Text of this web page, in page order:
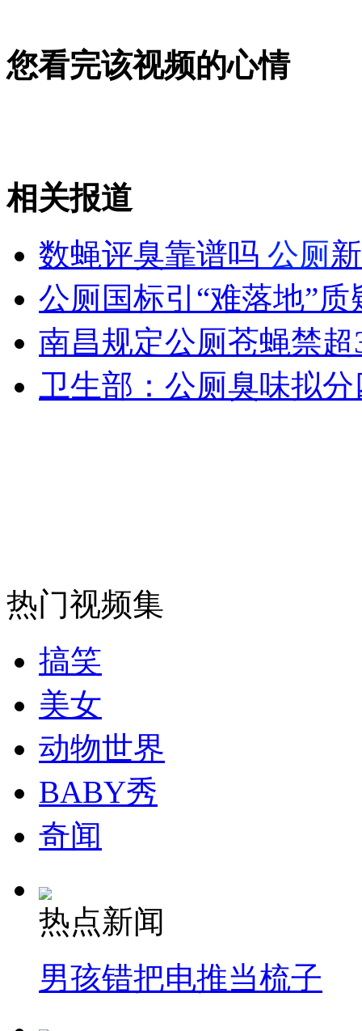
印度多个城市进入高度戒备状态
山西运城恶犬咬伤多人 警民合力深夜将其击毙
女孩北京地铁殴打老人 痛下狠手拳打脚踢
无痛分娩是否安全 医生回应
走！跟着总书记去植树
纽约上演“枕头大战”
您看完该视频的心情
相关报道
数蝇评臭靠谱吗 公厕
公厕国标引“难落地”
南昌规定公厕苍蝇禁
卫生部：公厕臭味拟
热门视频集
搞笑
美女
动物世界
BABY秀
奇闻
热点新闻
男孩错把电推当梳子